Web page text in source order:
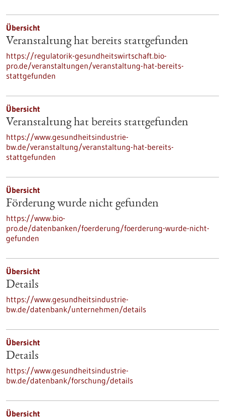
Übersicht
Veranstaltung hat bereits stattgefunden
https://regulatorik-gesundheitswirtschaft.bio-
pro.de/veranstaltungen/veranstaltung-hat-bereits-
stattgefunden
Übersicht
Veranstaltung hat bereits stattgefunden
https://www.gesundheitsindustrie-
bw.de/veranstaltung/veranstaltung-hat-bereits-
stattgefunden
Übersicht
Förderung wurde nicht gefunden
https://www.bio-
pro.de/datenbanken/foerderung/foerderung-wurde-nicht-
gefunden
Übersicht
Details
https://www.gesundheitsindustrie-
bw.de/datenbank/unternehmen/details
Übersicht
Details
https://www.gesundheitsindustrie-
bw.de/datenbank/forschung/details
Übersicht